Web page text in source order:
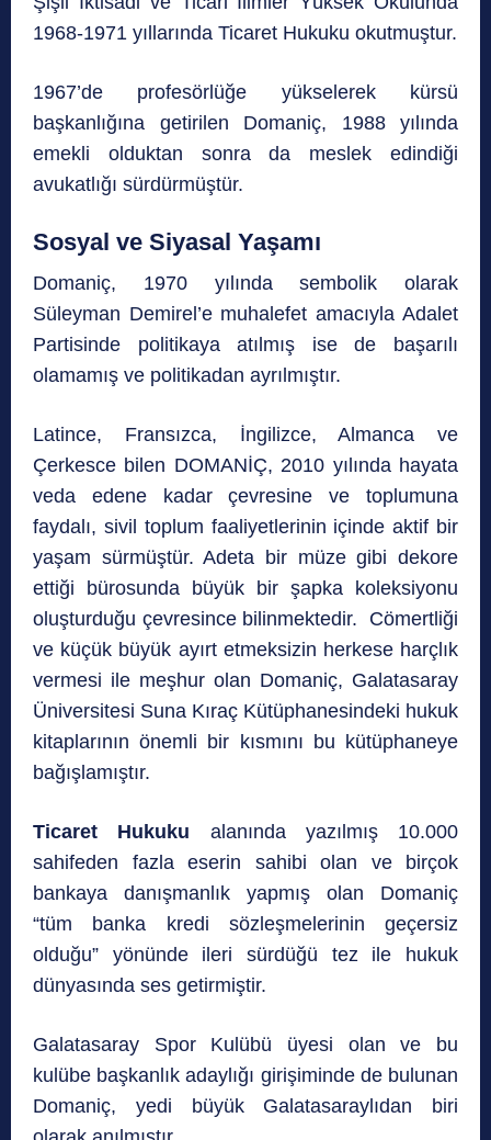
1968-1971 yıllarında Ticaret Hukuku okutmuştur.
1967’de profesörlüğe yükselerek kürsü
başkanlığına getirilen Domaniç, 1988 yılında
emekli olduktan sonra da meslek edindiği
avukatlığı sürdürmüştür.
Sosyal ve Siyasal Yaşamı
Domaniç, 1970 yılında sembolik olarak
Süleyman Demirel’e muhalefet amacıyla Adalet
Partisinde politikaya atılmış ise de başarılı
olamamış ve politikadan ayrılmıştır.
Latince, Fransızca, İngilizce, Almanca ve
Çerkesce bilen DOMANİÇ, 2010 yılında hayata
veda edene kadar çevresine ve toplumuna
faydalı, sivil toplum faaliyetlerinin içinde aktif bir
yaşam sürmüştür. Adeta bir müze gibi dekore
ettiği bürosunda büyük bir şapka koleksiyonu
oluşturduğu çevresince bilinmektedir. Cömertliği
ve küçük büyük ayırt etmeksizin herkese harçlık
vermesi ile meşhur olan Domaniç, Galatasaray
Üniversitesi Suna Kıraç Kütüphanesindeki hukuk
kitaplarının önemli bir kısmını bu kütüphaneye
bağışlamıştır.
Ticaret Hukuku alanında yazılmış 10.000
sahifeden fazla eserin sahibi olan ve birçok
bankaya danışmanlık yapmış olan Domaniç
“tüm banka kredi sözleşmelerinin geçersiz
olduğu” yönünde ileri sürdüğü tez ile hukuk
dünyasında ses getirmiştir.
Galatasaray Spor Kulübü üyesi olan ve bu
kulübe başkanlık adaylığı girişiminde de bulunan
Domaniç, yedi büyük Galatasaraylıdan biri